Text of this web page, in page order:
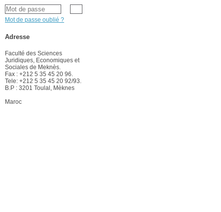
Mot de passe oublié ?
Adresse
Faculté des Sciences
Juridiques, Economiques et
Sociales de Meknès.
Fax : +212 5 35 45 20 96.
Tele: +212 5 35 45 20 92/93.
B.P : 3201 Toulal, Mèknes
Maroc